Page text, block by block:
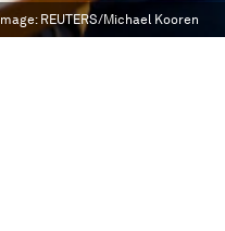
Image: REUTERS/Michael Kooren